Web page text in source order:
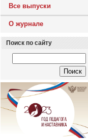
Все выпуски
О журнале
Поиск по сайту